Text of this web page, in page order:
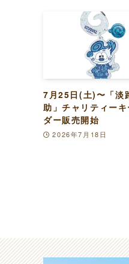
7月25日(土)〜「淡
助」チャリティー
ダー販売開始
2026年7月18日